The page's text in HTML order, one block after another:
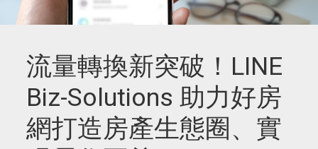
流量轉換新突破！LINE
Biz-Solutions 助力好房
網打造房產生態圈、實